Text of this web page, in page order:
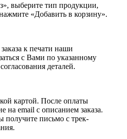
выберите тип продукции,
«Добавить в корзину».
к печати наши
с Вами по указанному
деталей.
картой. После оплаты
на email с описанием заказа.
получите письмо с трек-